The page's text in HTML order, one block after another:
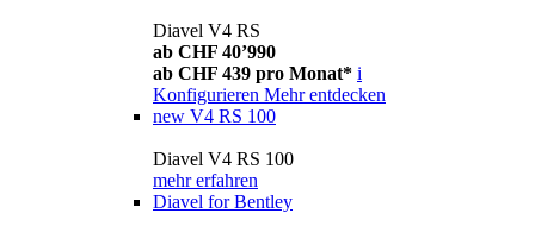
Diavel V4 RS
ab CHF 40’990
ab CHF 439 pro Monat* i
Konfigurieren Mehr entdecken
new V4 RS 100
Diavel V4 RS 100
mehr erfahren
Diavel for Bentley